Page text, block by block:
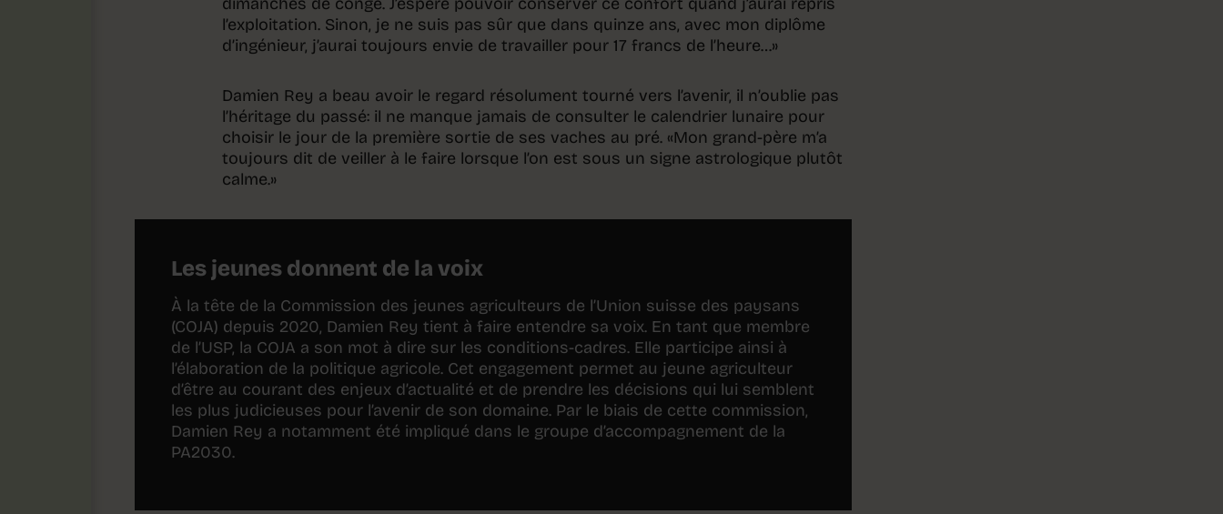
l’exploitation. Sinon, je ne suis pas sûr que dans quinze ans, avec mon diplôme
d’ingénieur, j’aurai toujours envie de travailler pour 17 francs de l’heure…»
Damien Rey a beau avoir le regard résolument tourné vers l’avenir, il n’oublie pas
l’héritage du passé: il ne manque jamais de consulter le calendrier lunaire pour
choisir le jour de la première sortie de ses vaches au pré. «Mon grand-père m’a
toujours dit de veiller à le faire lorsque l’on est sous un signe astrologique plutôt
calme.»
Les jeunes donnent de la voix
À la tête de la Commission des jeunes agriculteurs de l’Union suisse des paysans
(COJA) depuis 2020, Damien Rey tient à faire entendre sa voix. En tant que membre
de l’USP, la COJA a son mot à dire sur les conditions-cadres. Elle participe ainsi à
l’élaboration de la politique agricole. Cet engagement permet au jeune agriculteur
d’être au courant des enjeux d’actualité et de prendre les décisions qui lui semblent
les plus judicieuses pour l’avenir de son domaine. Par le biais de cette commission,
Damien Rey a notamment été impliqué dans le groupe d’accompagnement de la
PA2030.